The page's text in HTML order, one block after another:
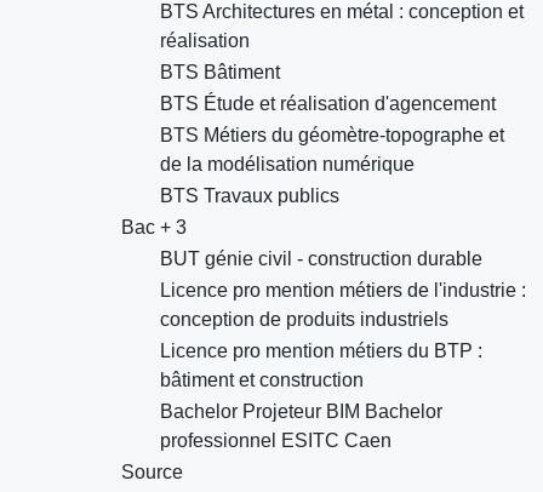
BTS Architectures en métal : conception et
réalisation
BTS Bâtiment
BTS Étude et réalisation d'agencement
BTS Métiers du géomètre-topographe et
de la modélisation numérique
BTS Travaux publics
Bac + 3
BUT génie civil - construction durable
Licence pro mention métiers de l'industrie :
conception de produits industriels
Licence pro mention métiers du BTP :
bâtiment et construction
Bachelor Projeteur BIM Bachelor
professionnel ESITC Caen
Source